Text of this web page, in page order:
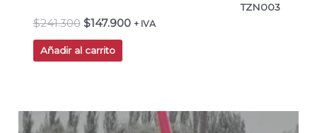
TZN003
$241.300 $147.900 + IVA
Añadir al carrito